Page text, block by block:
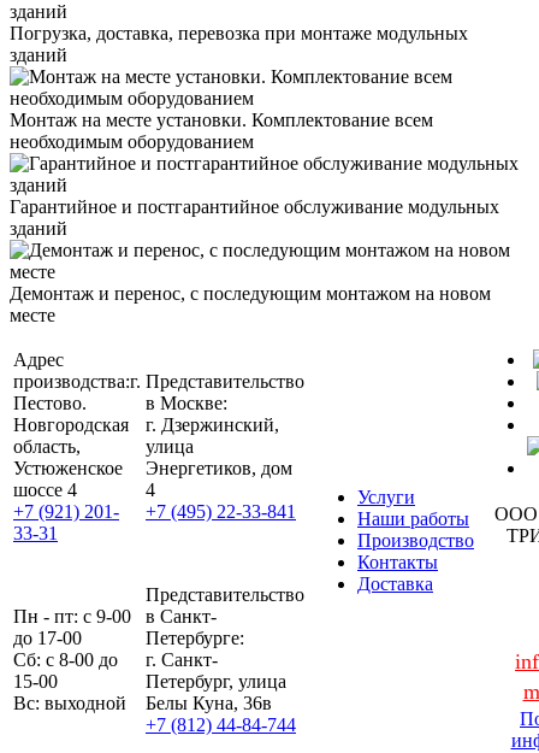
Погрузка, доставка, перевозка при монтаже модульных
зданий
Монтаж на месте установки. Комплектование всем
необходимым оборудованием
Гарантийное и постгарантийное обслуживание модульных
зданий
Демонтаж и перенос, с последующим монтажом на новом
месте
Адрес
производства:г.
Пестово.
Новгородская
область,
Устюженское
шоссе 4
+7 (921) 201-
33-31
Представительство
в Москве:
г. Дзержинский,
улица
Энергетиков, дом
4
+7 (495) 22-33-841
Услуги
Наши работы
Производство
Контакты
Доставка
ООО
Пн - пт: с 9-00
до 17-00
Сб: с 8-00 до
15-00
Вс: выходной
Представительство
в Санкт-
Петербурге:
г. Санкт-
Петербург, улица
Белы Куна, 36в
+7 (812) 44-84-744